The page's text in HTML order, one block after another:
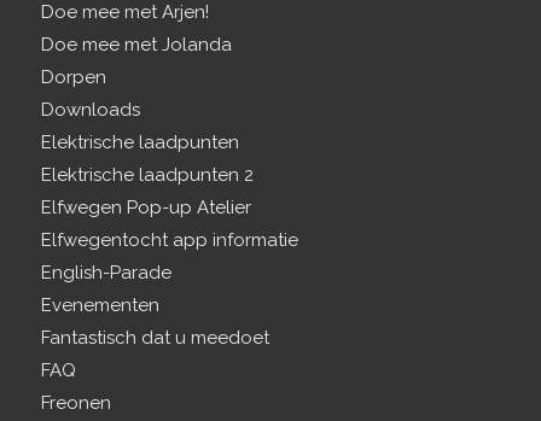
Doe mee met Arjen!
Doe mee met Jolanda
Dorpen
Downloads
Elektrische laadpunten
Elektrische laadpunten 2
Elfwegen Pop-up Atelier
Elfwegentocht app informatie
English-Parade
Evenementen
Fantastisch dat u meedoet
FAQ
Freonen